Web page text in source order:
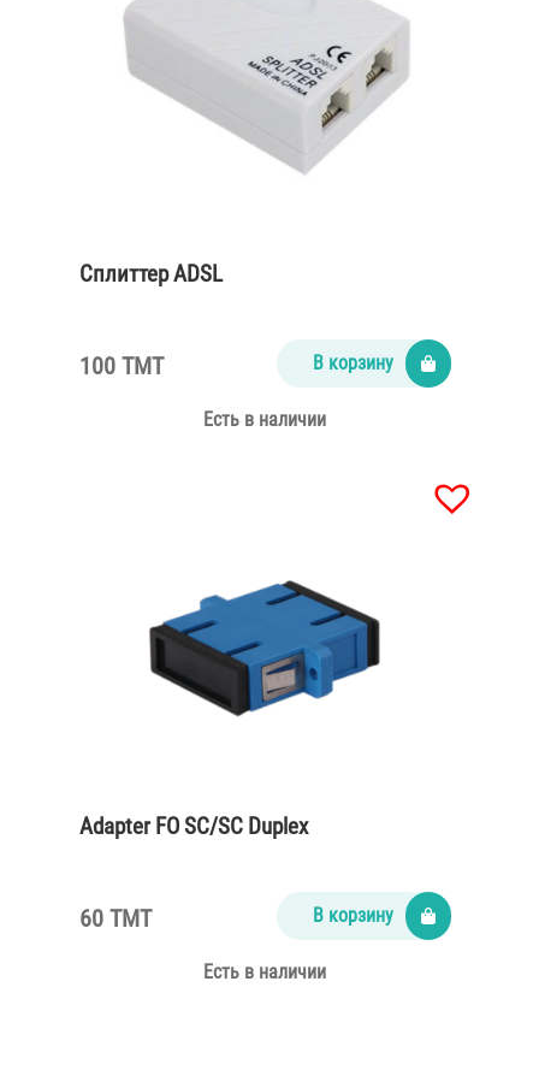
Сплиттер ADSL
100 TMT В корзину
Есть в наличии
Adapter FO SC/SC Duplex
60 TMT В корзину
Есть в наличии